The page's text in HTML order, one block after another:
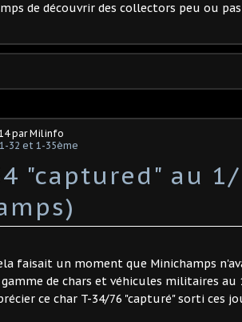
de découvrir des collectors peu ou
par Milinfo
32 et 1-35ème
"captured" au
faisait un moment que Minichamps
de chars et véhicules militaires au
ce char T-34/76 "capturé" sorti ces